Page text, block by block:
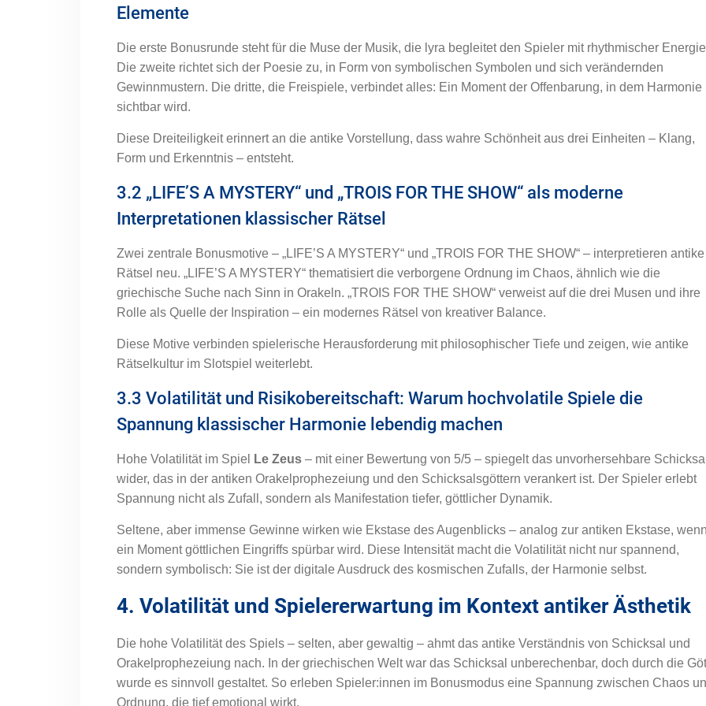
Elemente
Die erste Bonusrunde steht für die Muse der Musik, die lyra begleitet den Spieler mit rhythmischer
Die zweite richtet sich der Poesie zu, in Form von symbolischen Symbolen und sich verändernden
Gewinnmustern. Die dritte, die Freispiele, verbindet alles: Ein Moment der Offenbarung, in dem Harmonie
sichtbar wird.
Diese Dreiteiligkeit erinnert an die antike Vorstellung, dass wahre Schönheit aus drei Einheiten – Klang,
Form und Erkenntnis – entsteht.
3.2 „LIFE’S A MYSTERY“ und „TROIS FOR THE SHOW“ als moderne
Interpretationen klassischer Rätsel
Zwei zentrale Bonusmotive – „LIFE’S A MYSTERY“ und „TROIS FOR THE SHOW“ – interpretieren antike
Rätsel neu. „LIFE’S A MYSTERY“ thematisiert die verborgene Ordnung im Chaos, ähnlich wie die
griechische Suche nach Sinn in Orakeln. „TROIS FOR THE SHOW“ verweist auf die drei Musen und ihre
Rolle als Quelle der Inspiration – ein modernes Rätsel von kreativer Balance.
Diese Motive verbinden spielerische Herausforderung mit philosophischer Tiefe und zeigen, wie antike
Rätselkultur im Slotspiel weiterlebt.
3.3 Volatilität und Risikobereitschaft: Warum hochvolatile Spiele die
Spannung klassischer Harmonie lebendig machen
Hohe Volatilität im Spiel Le Zeus – mit einer Bewertung von 5/5 – spiegelt das unvorhersehbare
wider, das in der antiken Orakelprophezeiung und den Schicksalsgöttern verankert ist. Der Spieler erlebt
Spannung nicht als Zufall, sondern als Manifestation tiefer, göttlicher Dynamik.
Seltene, aber immense Gewinne wirken wie Ekstase des Augenblicks – analog zur antiken Ekstase,
ein Moment göttlichen Eingriffs spürbar wird. Diese Intensität macht die Volatilität nicht nur spannend,
sondern symbolisch: Sie ist der digitale Ausdruck des kosmischen Zufalls, der Harmonie selbst.
4. Volatilität und Spielererwartung im Kontext antiker Ästhetik
Die hohe Volatilität des Spiels – selten, aber gewaltig – ahmt das antike Verständnis von Schicksal und
Orakelprophezeiung nach. In der griechischen Welt war das Schicksal unberechenbar, doch durch die
wurde es sinnvoll gestaltet. So erleben Spieler:innen im Bonusmodus eine Spannung zwischen Chaos
Ordnung, die tief emotional wirkt.